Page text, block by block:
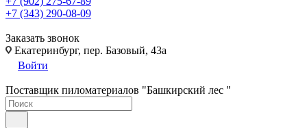
+7 (343) 290-08-09
Заказать звонок
Екатеринбург, пер. Базовый, 43а
Войти
Поставщик пиломатериалов "Башкирский лес "